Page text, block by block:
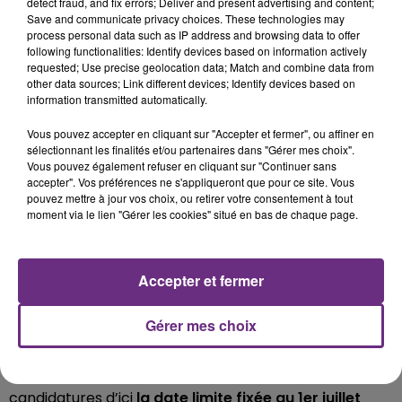
À partir de là, un petit portrait est rédigé par l’équipe
organisatrice, puis publié sur lapage Facebook des
Jeunes Agriculteurs de l’Aube.
Du côté des prétendant(e)s, pas besoin d’être du
milieu agricole : l’appel est lancé à toute la France.
Toute personne intéressée peut répondre au portrait
en envoyant une lettre, une vidéo ou un message,
accompagné d'une photo, via l’adresse mail dédiée.
organisateurs transfèrent ensuite les candidatures
aux agriculteurs concernés, qui choisissent s'ils
souhaitent rencontrer la personne.
candidatures d’ici la date limite fixée au 1er juillet
Save and communicate privacy choices. These technologies may
process personal data such as IP address and browsing data to offer
following functionalities: Identify devices based on information actively
requested; Use precise geolocation data; Match and combine data from
other data sources; Link different devices; Identify devices based on
information transmitted automatically.
Vous pouvez accepter en cliquant sur "Accepter et fermer", ou affiner en
sélectionnant les finalités et/ou partenaires dans "Gérer mes choix".
Vous pouvez également refuser en cliquant sur "Continuer sans
accepter". Vos préférences ne s'appliqueront que pour ce site. Vous
pouvez mettre à jour vos choix, ou retirer votre consentement à tout
moment via le lien "Gérer les cookies" situé en bas de chaque page.
Gérer mes choix
Accepter et fermer